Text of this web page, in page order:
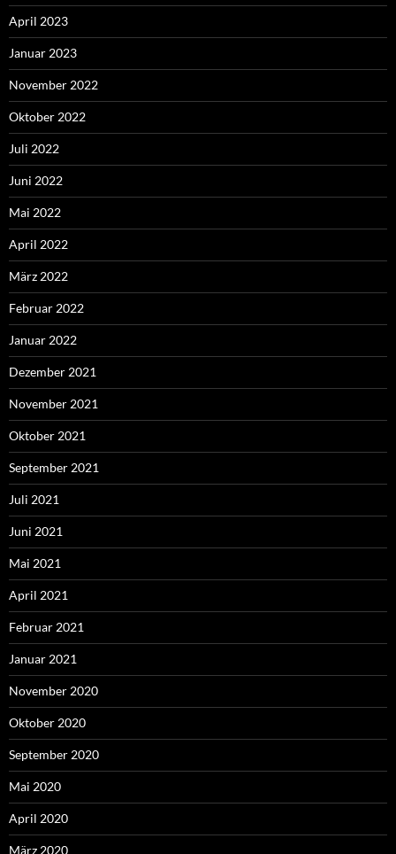
April 2023
Januar 2023
November 2022
Oktober 2022
Juli 2022
Juni 2022
Mai 2022
April 2022
März 2022
Februar 2022
Januar 2022
Dezember 2021
November 2021
Oktober 2021
September 2021
Juli 2021
Juni 2021
Mai 2021
April 2021
Februar 2021
Januar 2021
November 2020
Oktober 2020
September 2020
Mai 2020
April 2020
März 2020